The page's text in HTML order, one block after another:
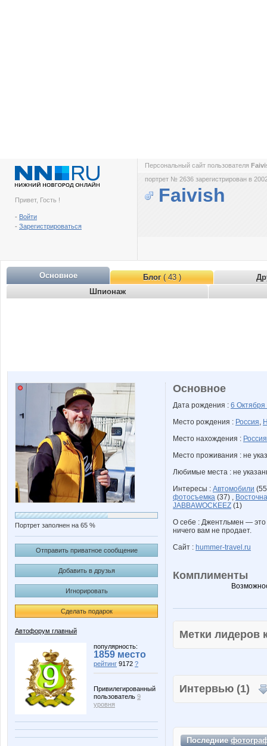
Привет, Гость !
- Войти
- Зарегистрироваться
Персональный сайт пользователя
портрет № 2636 зарегистрирован в
Faivish
Основное Блог( 43 )
Шпионаж
Портрет заполнен на 65 %
Отправить приватное сообщение
Добавить в друзья
Игнорировать
Сделать подарок
Автофорум главный
популярность:
1859 место
рейтинг 9172 ?
Привилегированный
пользователь 9
уровня
Основное
Дата рождения : 6 Октября
Место рождения : Россия,
Место нахождения : Россия
Место проживания : не
Любимые места : не
Интересы : Автомобили
фотосъемка (37) ,
JABBAWOCKEEZ (1)
О себе : Джентльмен — это
ничего вам не продает.
Сайт : hummer-travel.ru
Комплименты
Метки
Интервью (1)
Последние